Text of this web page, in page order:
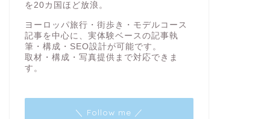
を20カ国ほど放浪。
ヨーロッパ旅行・街歩き・モデルコース
記事を中心に、実体験ベースの記事執
筆・構成・SEO設計が可能です。
取材・構成・写真提供まで対応できま
す。
＼ Follow me ／